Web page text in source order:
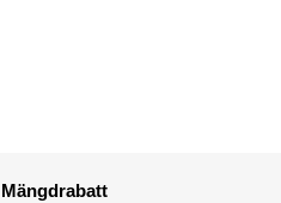
Mängdrabatt